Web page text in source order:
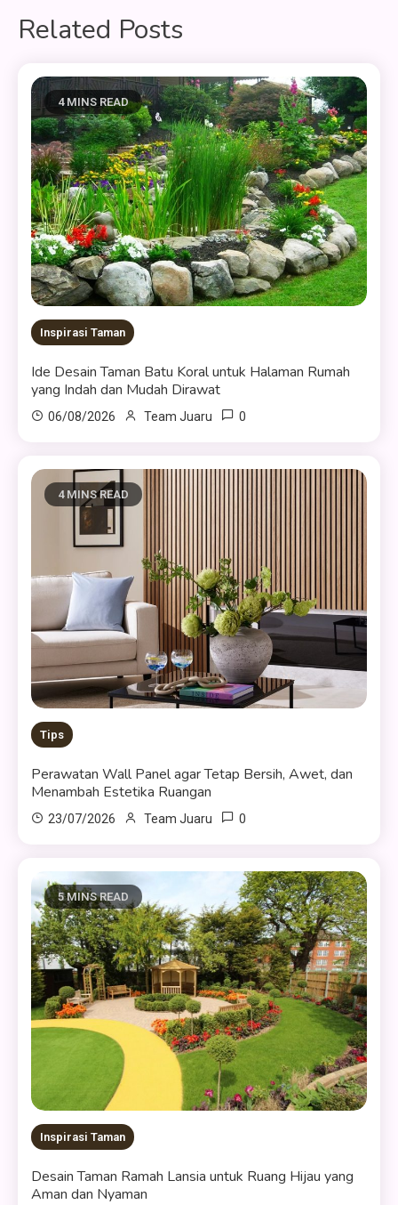
Related Posts
4 MINS READ
Inspirasi Taman
Ide Desain Taman Batu Koral untuk Halaman Rumah
yang Indah dan Mudah Dirawat
06/08/2026 Team Juaru 0
4 MINS READ
Tips
Perawatan Wall Panel agar Tetap Bersih, Awet, dan
Menambah Estetika Ruangan
23/07/2026 Team Juaru 0
5 MINS READ
Inspirasi Taman
Desain Taman Ramah Lansia untuk Ruang Hijau yang
Aman dan Nyaman